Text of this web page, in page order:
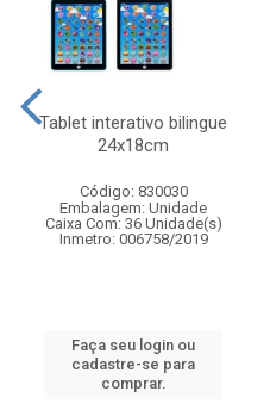
Tablet interativo bilingue
24x18cm
Código: 830030
Embalagem: Unidade
Caixa Com: 36 Unidade(s)
Inmetro: 006758/2019
Faça seu login ou
cadastre-se para
comprar.